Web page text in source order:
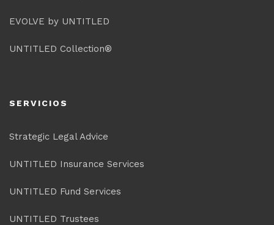
EVOLVE by UNTITLED
UNTITLED Collection®
SERVICIOS
Strategic Legal Advice
UNTITLED Insurance Services
UNTITLED Fund Services
UNTITLED Trustees